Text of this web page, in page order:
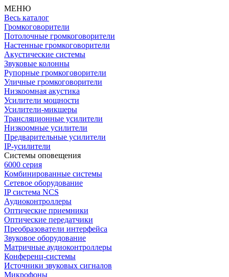
МЕНЮ
Весь каталог
Громкоговорители
Потолочные громкоговорители
Настенные громкоговорители
Акустические системы
Звуковые колонны
Рупорные громкоговорители
Уличные громкоговорители
Низкоомная акустика
Усилители мощности
Усилители-микшеры
Трансляционные усилители
Низкоомные усилители
Предварительные усилители
IP-усилители
Системы оповещения
6000 серия
Комбинированные системы
Сетевое оборудование
IP система NCS
Аудиоконтроллеры
Оптические приемники
Оптические передатчики
Преобразователи интерфейса
Звуковое оборудование
Матричные аудиоконтроллеры
Конференц-системы
Источники звуковых сигналов
Микрофоны